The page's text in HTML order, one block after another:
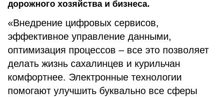
дорожного хозяйства и бизнеса.
«Внедрение цифровых сервисов,
эффективное управление данными,
оптимизация процессов – все это позволяет
делать жизнь сахалинцев и курильчан
комфортнее. Электронные технологии
помогают улучшить буквально все сферы